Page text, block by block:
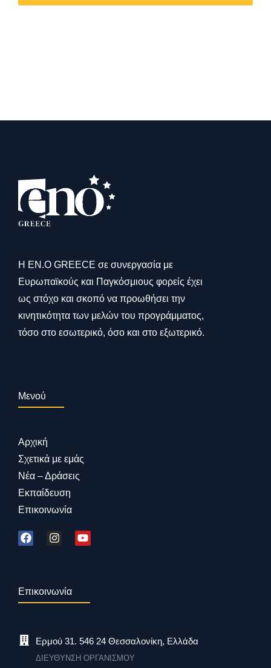
Η ΕΝ.Ο GREECE σε συνεργασία με
Ευρωπαϊκούς και Παγκόσμιους φορείς έχει
ως στόχο και σκοπό να προωθήσει την
κινητικότητα των μελών του προγράμματος,
τόσο στο εσωτερικό, όσο και στο εξωτερικό.
Μενού
Αρχική
Σχετικά με εμάς
Νέα – Δράσεις
Εκπαίδευση
Επικοινωνία
Επικοινωνία
Ερμού 31. 546 24 Θεσσαλονίκη, Ελλάδα
ΔΙΕΥΘΥΝΣΗ ΟΡΓΑΝΙΣΜΟΥ